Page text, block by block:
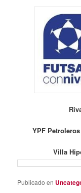
YPF
Villa
Publicado en